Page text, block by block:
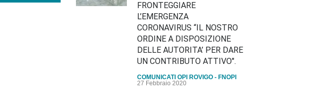
FRONTEGGIARE
L’EMERGENZA
CORONAVIRUS “IL NOSTRO
ORDINE A DISPOSIZIONE
DELLE AUTORITA’ PER DARE
UN CONTRIBUTO ATTIVO".
COMUNICATI OPI ROVIGO - FNOPI
27 Febbraio 2020